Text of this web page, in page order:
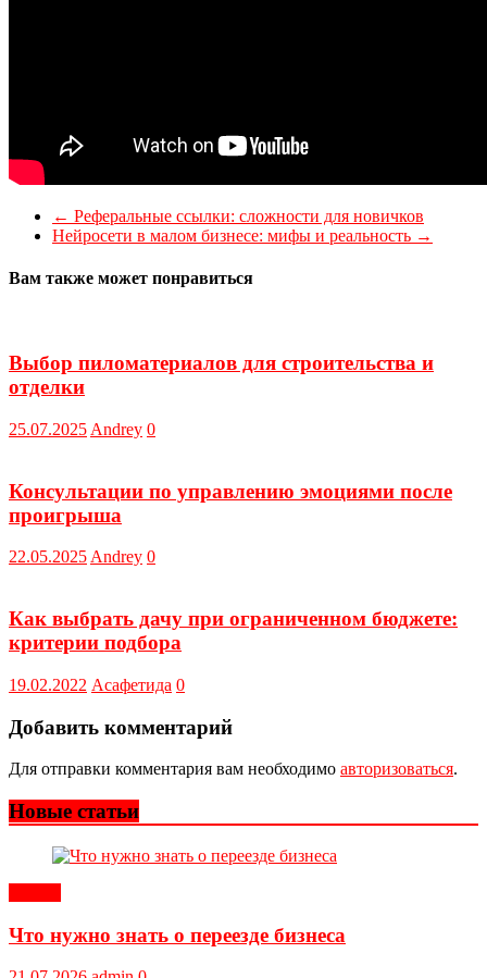
← Реферальные ссылки: сложности для новичков
Нейросети в малом бизнесе: мифы и реальность →
Вам также может понравиться
Выбор пиломатериалов для строительства и
отделки
25.07.2025 Andrey 0
Консультации по управлению эмоциями после
проигрыша
22.05.2025Andrey 0
Как выбрать дачу при ограниченном бюджете:
критерии подбора
19.02.2022 Асафетида 0
Добавить комментарий
Для отправки комментария вам необходимо авторизоваться.
Новые статьи
Что нужно знать о переезде бизнеса